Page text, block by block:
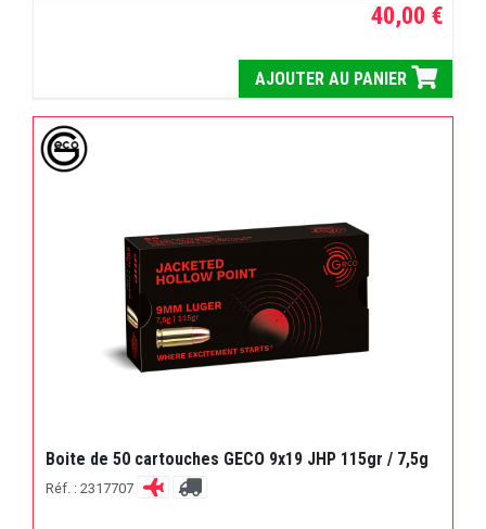
40,00 €
AJOUTER AU PANIER
Boite de 50 cartouches GECO 9x19 JHP 115gr / 7,5g
Réf. : 2317707